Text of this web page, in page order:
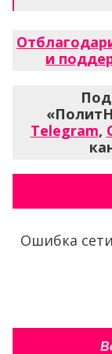
и
Telegram,
Ошибка